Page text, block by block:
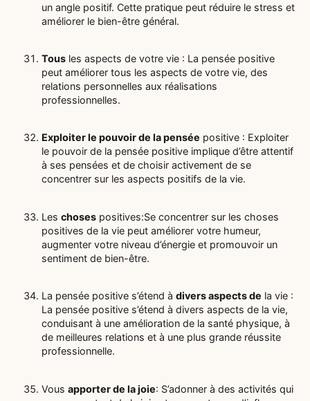
un angle positif. Cette pratique peut réduire le stress et
améliorer le bien-être général.
Tous les aspects de votre vie : La pensée positive
peut améliorer tous les aspects de votre vie, des
relations personnelles aux réalisations
professionnelles.
Exploiter le pouvoir de la pensée positive : Exploiter
le pouvoir de la pensée positive implique d’être attentif
à ses pensées et de choisir activement de se
concentrer sur les aspects positifs de la vie.
Les choses positives:Se concentrer sur les choses
positives de la vie peut améliorer votre humeur,
augmenter votre niveau d’énergie et promouvoir un
sentiment de bien-être.
La pensée positive s’étend à divers aspects de la vie :
La pensée positive s’étend à divers aspects de la vie,
conduisant à une amélioration de la santé physique, à
de meilleures relations et à une plus grande réussite
professionnelle.
Vous apporter de la joie: S’adonner à des activités qui